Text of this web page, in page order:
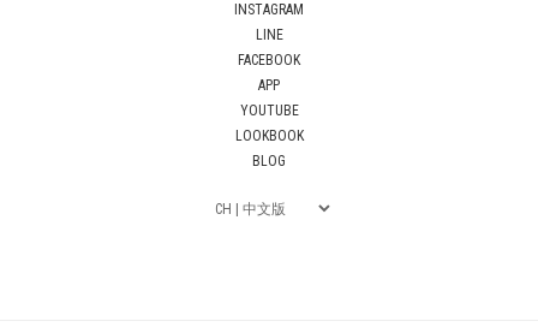
INSTAGRAM
LINE
FACEBOOK
APP
YOUTUBE
LOOKBOOK
BLOG